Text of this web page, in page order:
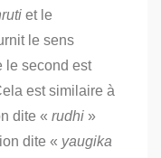
et le
le sens
le second est
est similaire à
dite « rudhi »
dite « yaugika